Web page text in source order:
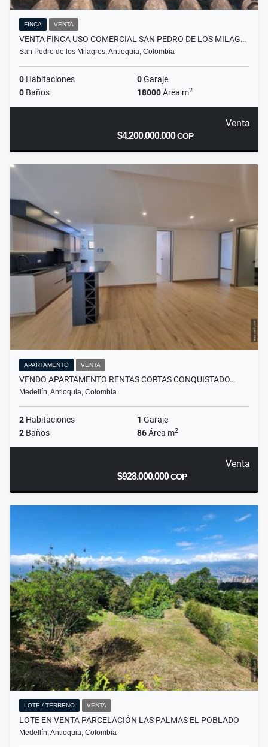
FINCA VENTA
VENTA FINCA USO COMERCIAL SAN PEDRO DE LOS MILAG…
San Pedro de los Milagros, Antioquia, Colombia
0 Habitaciones 0Garaje
0 Baños 18000Área m2
Venta
$4.200.000.000COP
APARTAMENTO VENTA
VENDO APARTAMENTO RENTAS CORTAS CONQUISTADO…
Medellín, Antioquia, Colombia
2 Habitaciones 1 Garaje
2 Baños 86Área m2
Venta
$928.000.000COP
LOTE / TERRENO VENTA
LOTE EN VENTA PARCELACIÓN LAS PALMAS EL POBLADO
Medellín, Antioquia, Colombia